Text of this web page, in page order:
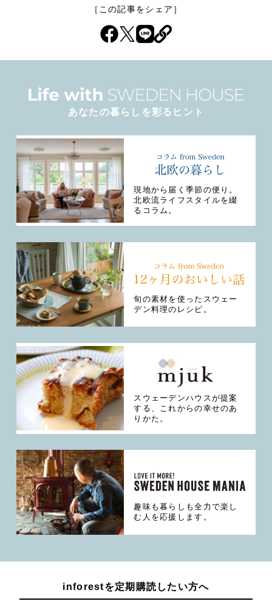
［この記事をシェア］
あなたの暮らしを彩るヒント
現地から届く季節の便り。
北欧流ライフスタイルを綴
るコラム。
旬の素材を使ったスウェー
デン料理のレシピ。
スウェーデンハウスが提案
する、これからの幸せのあ
りかた。
趣味も暮らしも全力で楽し
む人を応援します。
inforestを定期購読したい方へ